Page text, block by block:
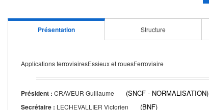
Présentation Structure
Applications ferroviairesEssieux et rouesFerroviaire
Président : CRAVEUR Guillaume (SNCF - NORMALISATION)
Secrétaire : LECHEVALLIER Victorien (BNF)